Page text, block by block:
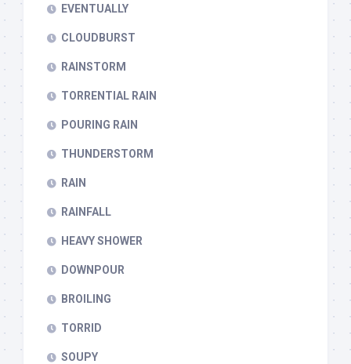
EVENTUALLY
CLOUDBURST
RAINSTORM
TORRENTIAL RAIN
POURING RAIN
THUNDERSTORM
RAIN
RAINFALL
HEAVY SHOWER
DOWNPOUR
BROILING
TORRID
SOUPY